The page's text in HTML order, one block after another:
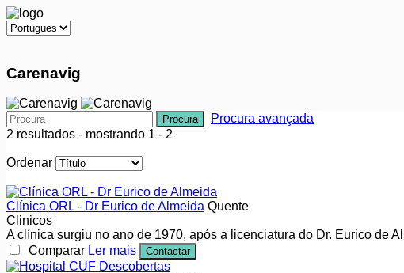
Carenavig
Procura
Procura avançada
2 resultados - mostrando 1 - 2
Ordenar
Clínica ORL - Dr Eurico de Almeida Quente
Clinicos
A clínica surgiu no ano de 1970, após a licenciatura do Dr. Eurico de
Comparar Ler mais Contactar